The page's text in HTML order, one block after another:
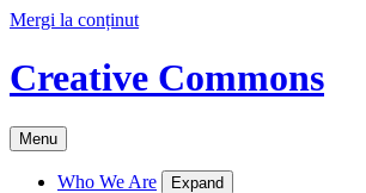
Mergi la conținut
Creative Commons
Menu
Who We Are Expand